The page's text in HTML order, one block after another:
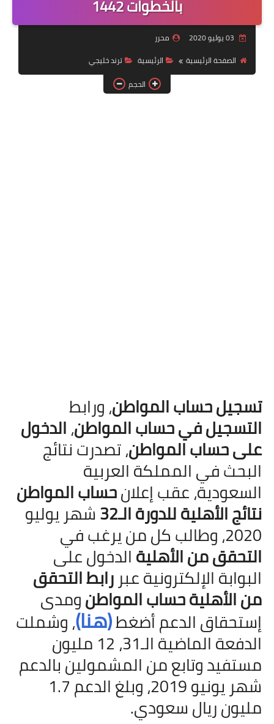
خدمات منصة أبشر
وظائف عسكرية
بالخطوات 1442
محرر
الصفحة الرئيسية
الرئيسية
ترند خليجي
الحجم
تسجيل حساب المواطن، ورابط
التسجيل في حساب المواطن،الدخول
على حساب المواطن، تصدرت نتائج
البحث في المملكة العربية
السعودية، عقب إعلانحساب المواطن
نتائج الأهلية للدورة الـ32 شهر يوليو
2020، وطالب كل من يرغب في
التحقق من الأهليةالدخول على
البوابة الإلكترونية عبررابط التحقق
من الأهلية حساب المواطنومدى
إستحقاق الدعم أضغط(هنا)، وشملت
الدفعة الماضية الـ31، 12 مليون
مستفيد وتابع من المشمولين بالدعم
شهر يونيو 2019، وبلغ الدعم 1.7
مليون ريال سعودي.